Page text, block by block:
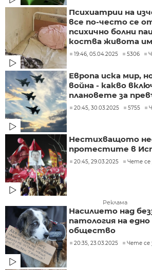
Психиатрии на
все по-често се
психично болни
коства живота
19:46, 05.04.2025 5306
Европа иска мир,
война - какво
плановете за
20:45, 30.03.2025 5755
Нестихващото
протестите в
20:45, 29.03.2025 Чете се
Реклама
Насилието над
патология на
общество
20:35, 23.03.2025 Чете се